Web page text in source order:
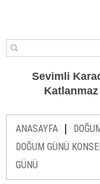
Sevimli
Katlanmaz
ANASAYFA |
DOĞUM GÜNÜ
GÜNÜ